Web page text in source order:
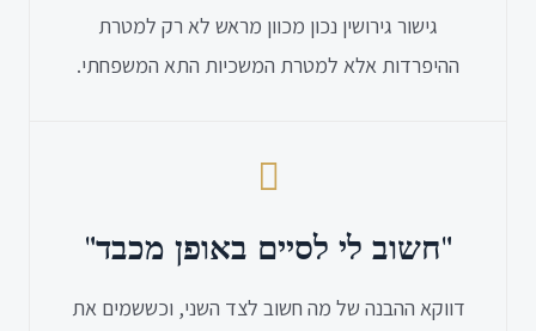
גישור גירושין נכון מכוון מראש לא רק למטרת
ההיפרדות אלא למטרת המשכיות התא המשפחתי.
"חשוב לי לסיים באופן מכבד"
דווקא ההבנה של מה חשוב לצד השני, וכששמים את